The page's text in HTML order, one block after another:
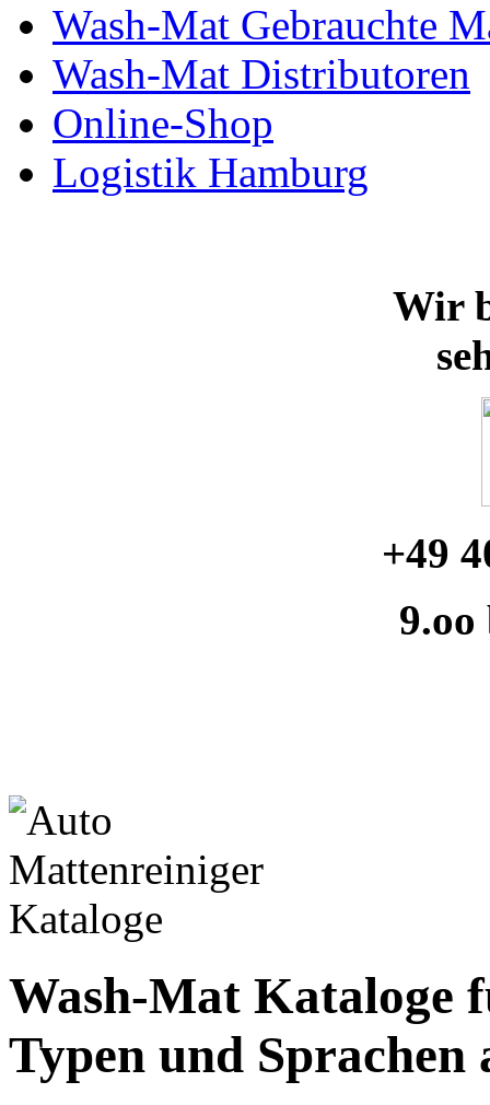
Wash-Mat Gebrauchte
Wash-Mat Distributoren
Online-Shop
Logistik Hamburg
Wir
+49
9.oo
Wash-Mat Kataloge
Typen und Sprachen